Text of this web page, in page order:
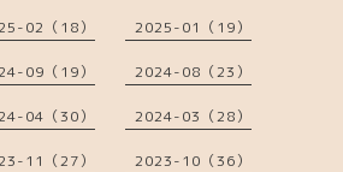
02（18） 2025-01（19）
09（19） 2024-08（23）
04（30） 2024-03（28）
11（27） 2023-10（36）